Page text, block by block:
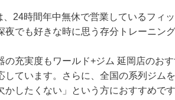
、24時間年中無休で営業しているフィ
でも好きな時に思う存分トレーニン
の充実度もワールド+ジム 延岡店のお
しています。さらに、全国の系列ジム
したくない」という方におすすめです